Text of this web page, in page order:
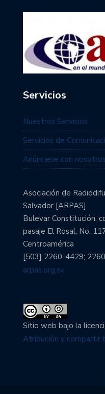
Servicios
Nuestros Servicios
Servicios de
Anúnciese con nosotros
Asociación de
Salvador [ARPAS]
Bulevar Constitución,
pasaje El Rosal, No.
Centroamérica
[503] 2260-4429;
arpas.org.sv
Sitio web bajo la
Atribución y compartir